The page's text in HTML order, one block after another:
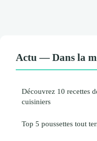
Actu — Dans la
Découvrez 10 recettes
cuisiniers
Top 5 poussettes tout